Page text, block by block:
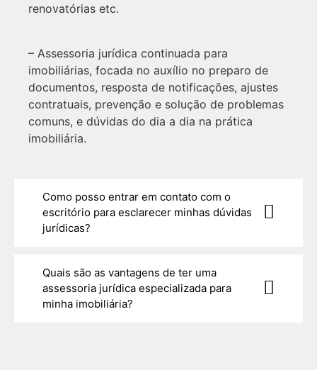
renovatórias etc.
– Assessoria jurídica continuada para
imobiliárias, focada no auxílio no preparo de
documentos, resposta de notificações, ajustes
contratuais, prevenção e solução de problemas
comuns, e dúvidas do dia a dia na prática
imobiliária.
Como posso entrar em contato com o
escritório para esclarecer minhas dúvidas
jurídicas?
Quais são as vantagens de ter uma
assessoria jurídica especializada para
minha imobiliária?